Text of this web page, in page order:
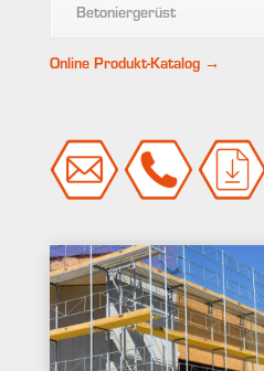
Betoniergerüst
Online Produkt-Katalog →